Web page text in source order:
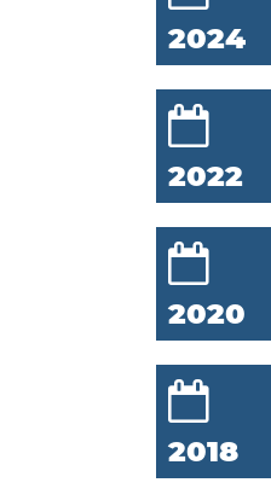
2024
2022
2020
2018